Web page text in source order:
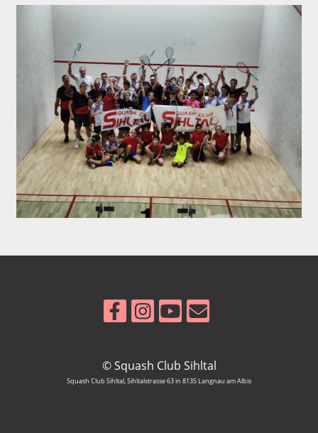
© Squash Club Sihltal
Squash Club Sihltal, Sihltalstrasse 63 in 8135 Langnau am Albis